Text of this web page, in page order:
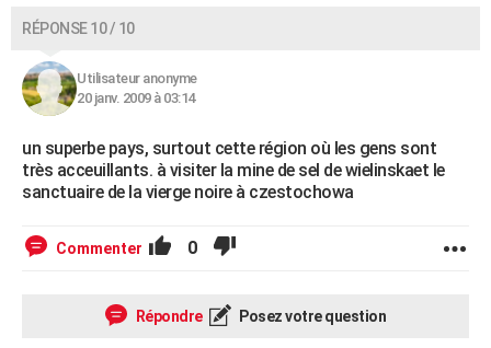
RÉPONSE 10 / 10
Utilisateur anonyme
20 janv. 2009 à 03:14
un superbe pays, surtout cette région où les gens sont
très acceuillants. à visiter la mine de sel de wielinskaet le
sanctuaire de la vierge noire à czestochowa
Commenter 0
Répondre Posez votre question